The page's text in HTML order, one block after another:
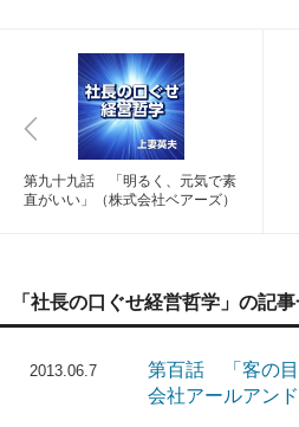
第九十九話 「明るく、元気で素
直がいい」（株式会社ベアーズ）
「社長の口ぐせ経営哲学」の記
2013.06.7
第百話 「客の目
会社アールアンド